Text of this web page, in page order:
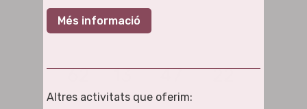
62 13 47 21
Més informació
Altres activitats que oferim: